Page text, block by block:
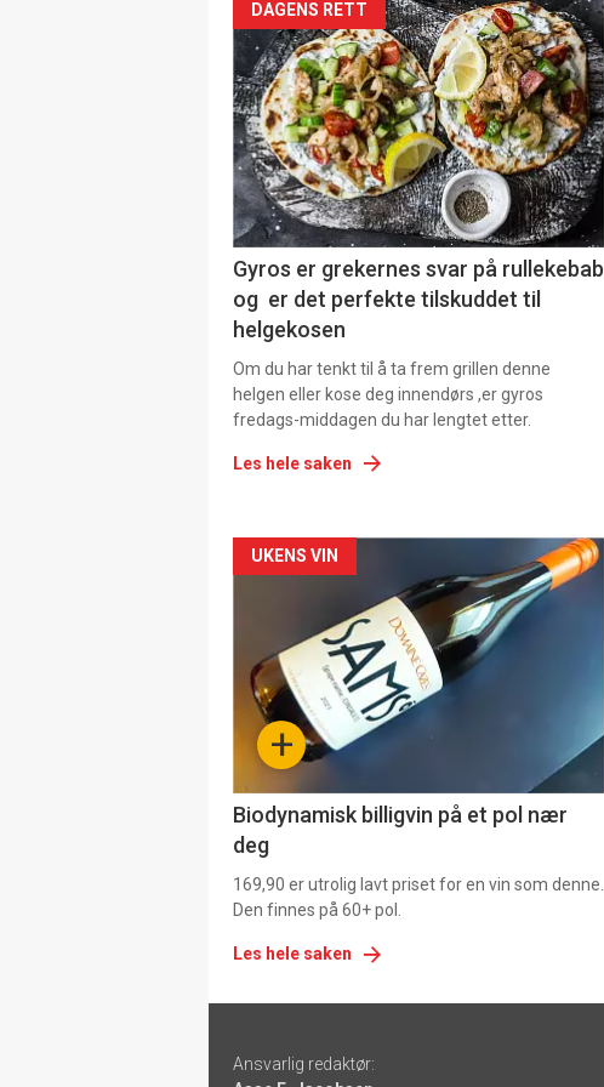
DAGENS RETT
Gyros er grekernes svar på rullekebab
og er det perfekte tilskuddet til
helgekosen
Om du har tenkt til å ta frem grillen denne
helgen eller kose deg innendørs ,er gyros
fredags-middagen du har lengtet etter.
Les hele saken
Forsiden
akkurat
nå
-
+
UKENS VIN
Biodynamisk billigvin på et pol nær
deg
169,90 er utrolig lavt priset for en vin som denne.
Den finnes på 60+ pol.
Les hele saken
Ansvarlig redaktør: